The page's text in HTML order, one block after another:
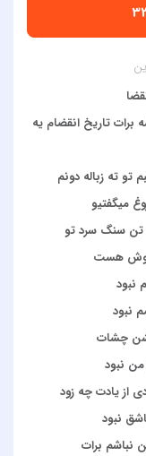
تاریخ انقضام یه
ته زباله دونم
میگفتیو
سنگ سرد تو
توش هست
نبود
چشات
نبود
یادت چه زود
نبود
برات